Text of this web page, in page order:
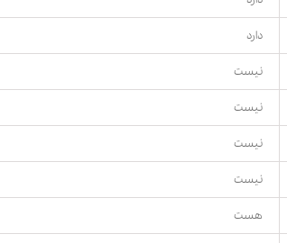
دارد
نیست
نیست
نیست
نیست
هست